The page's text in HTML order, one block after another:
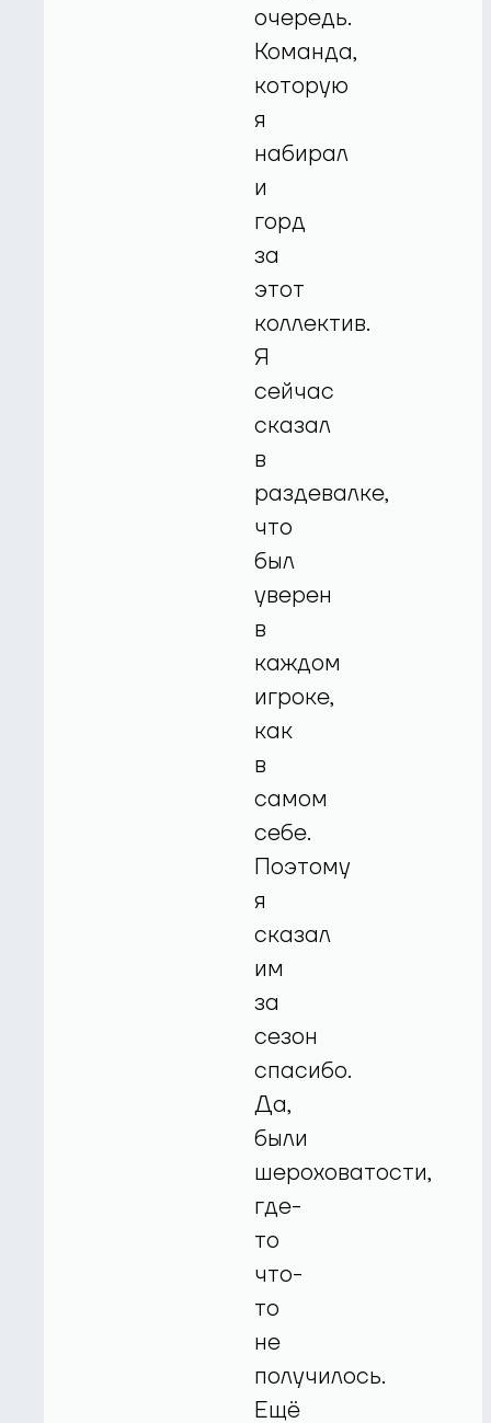
очередь.
Команда,
которую
я
набирал
и
горд
за
этот
коллектив.
Я
сейчас
сказал
в
раздевалке,
что
был
уверен
в
каждом
игроке,
как
в
самом
себе.
Поэтому
я
сказал
им
за
сезон
спасибо.
Да,
были
шероховатости,
где-
то
что-
то
не
получилось.
Ещё